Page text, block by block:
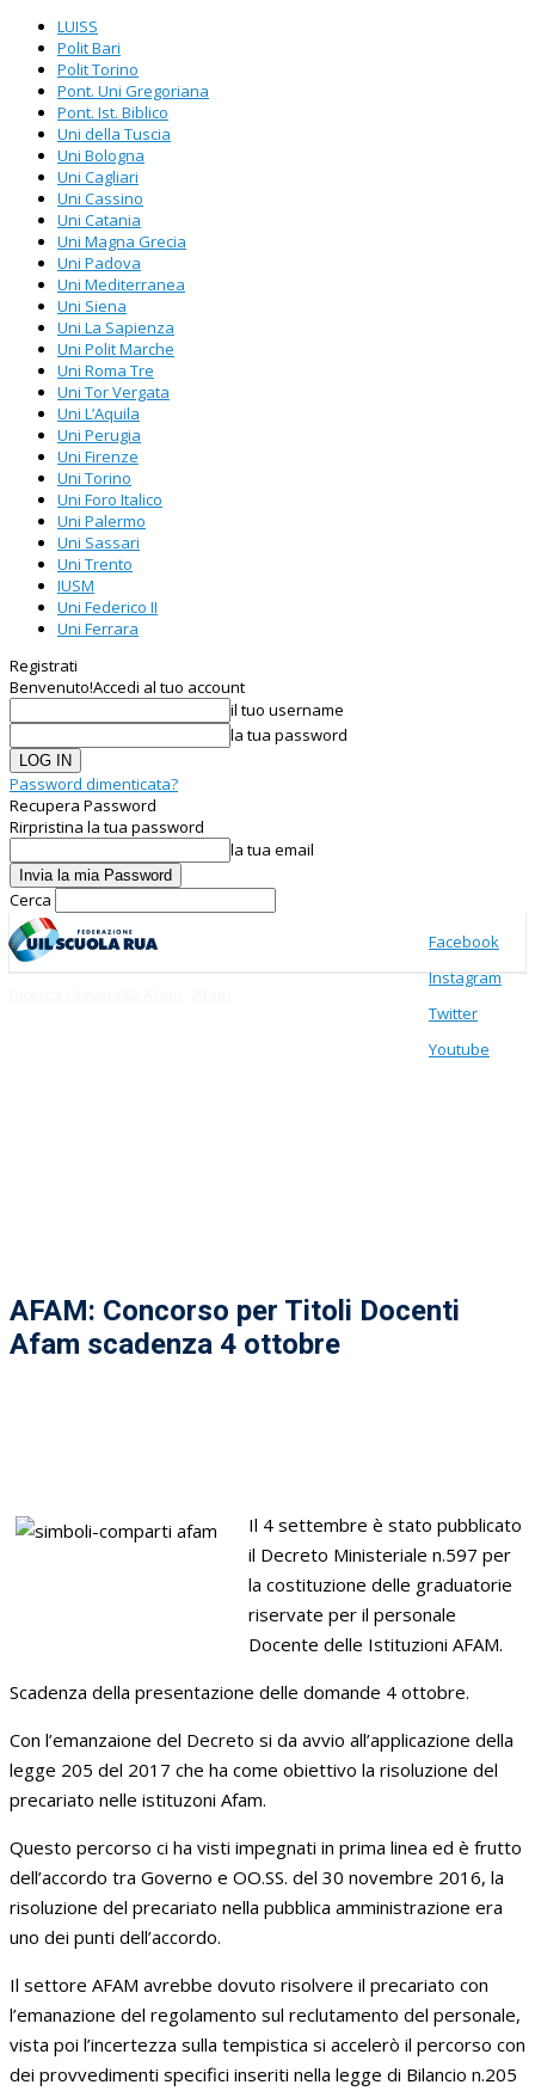
LUISS
Polit Bari
Polit Torino
Pont. Uni Gregoriana
Pont. Ist. Biblico
Uni della Tuscia
Uni Bologna
Uni Cagliari
Uni Cassino
Uni Catania
Uni Magna Grecia
Uni Padova
Uni Mediterranea
Uni Siena
Uni La Sapienza
Uni Polit Marche
Uni Roma Tre
Uni Tor Vergata
Uni L’Aquila
Uni Perugia
Uni Firenze
Uni Torino
Uni Foro Italico
Uni Palermo
Uni Sassari
Uni Trento
IUSM
Uni Federico II
Uni Ferrara
Registrati
Benvenuto!Accedi al tuo account
il tuo username
la tua password
Password dimenticata?
Recupera Password
Rirpristina la tua password
la tua email
Cerca
Facebook
Instagram
Twitter
Youtube
AFAM: Concorso per Titoli Docenti
Afam scadenza 4 ottobre
Il 4 settembre è stato pubblicato
il Decreto Ministeriale n.597 per
la costituzione delle graduatorie
riservate per il personale
Docente delle Istituzioni AFAM.
Scadenza della presentazione delle domande 4 ottobre.
Con l’emanzaione del Decreto si da avvio all’applicazione della
legge 205 del 2017 che ha come obiettivo la risoluzione del
precariato nelle istituzoni Afam.
Questo percorso ci ha visti impegnati in prima linea ed è frutto
dell’accordo tra Governo e OO.SS. del 30 novembre 2016, la
risoluzione del precariato nella pubblica amministrazione era
uno dei punti dell’accordo.
Il settore AFAM avrebbe dovuto risolvere il precariato con
l’emanazione del regolamento sul reclutamento del personale,
vista poi l’incertezza sulla tempistica si accelerò il percorso con
dei provvedimenti specifici inseriti nella legge di Bilancio n.205